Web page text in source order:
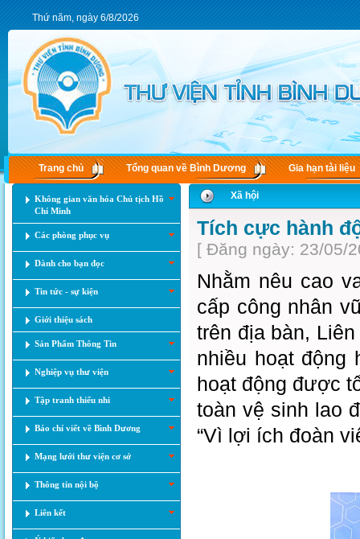
Thứ năm, ngày 6/8/2026
Trang chủ Tổng quan về Bình Dương Gia hạn tài liệu
Không gian văn hóa Chủ tịch Hồ
Chí Minh
Các phòng phục vụ
Dành cho bạn đọc
Tin tức - sự kiện
Giới thiệu sách
Sản Phẩm Thông Tin
Nghiệp vụ thư viện
Tập tranh thiếu nhi
Báo chí viết về Bình Dương
Mạng lưới thư viện cơ sở
Thông tin nội bộ
Liên kết
Xã hội
Tích cực hành
[ Đăng ngày: 23/05/
Nhằm nêu cao
cấp công nhân
trên địa bàn,
nhiều hoạt động
hoạt động được
toàn vệ sinh lao
“Vì lợi ích đoàn